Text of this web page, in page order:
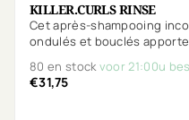
KILLER.CURLS RINSE
Cet après-shampooing
ondulés et bouclés
80 en stockvoor 21:00u
€31,75